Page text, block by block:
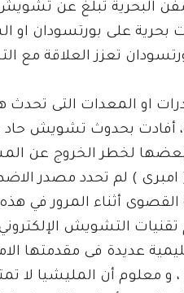
البحرية تُبلّغ عن
على بورتسودان او
تعزز العلاقة مع
او المعدات التى
أفادت بحدوث تشويش
لخطر الخروج عن
( امبرى ) لم تحدد مصدر
القصوى أثناء المرور في
التشويش
عديدة فى مقدمتها
و معلوم أن المليشيا لا